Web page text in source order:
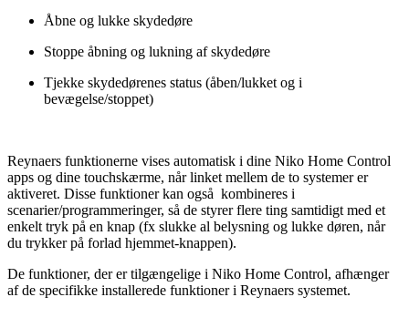
Åbne og lukke skydedøre
Stoppe åbning og lukning af skydedøre
Tjekke skydedørenes status (åben/lukket og i
bevægelse/stoppet)
Reynaers funktionerne vises automatisk i dine Niko Home Control
apps og dine touchskærme, når linket mellem de to systemer er
aktiveret. Disse funktioner kan også kombineres i
scenarier/programmeringer, så de styrer flere ting samtidigt med et
enkelt tryk på en knap (fx slukke al belysning og lukke døren, når
du trykker på forlad hjemmet-knappen).
De funktioner, der er tilgængelige i Niko Home Control, afhænger
af de specifikke installerede funktioner i Reynaers systemet.